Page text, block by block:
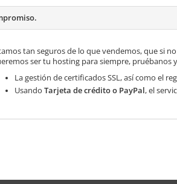
tan seguros de lo que vendemos, que si
ser tu hosting para siempre, pruébanos
La gestión de certificados SSL, así como el
Usando Tarjeta de crédito o PayPal, el